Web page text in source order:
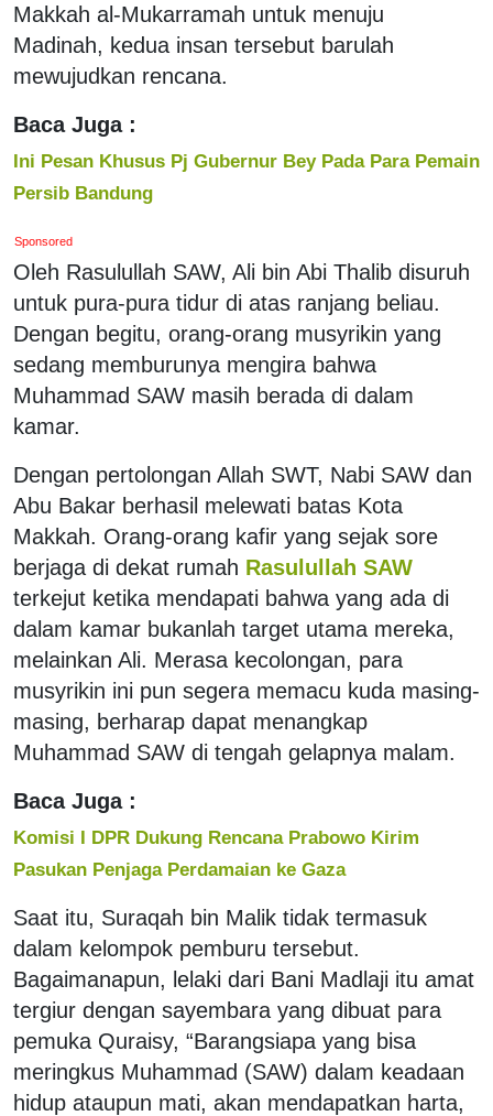
Makkah al-Mukarramah untuk menuju
Madinah, kedua insan tersebut barulah
mewujudkan rencana.
Baca Juga :
Ini Pesan Khusus Pj Gubernur Bey Pada Para Pemain
Persib Bandung
Sponsored
Oleh Rasulullah SAW, Ali bin Abi Thalib disuruh
untuk pura-pura tidur di atas ranjang beliau.
Dengan begitu, orang-orang musyrikin yang
sedang memburunya mengira bahwa
Muhammad SAW masih berada di dalam
kamar.
Dengan pertolongan Allah SWT, Nabi SAW dan
Abu Bakar berhasil melewati batas Kota
Makkah. Orang-orang kafir yang sejak sore
berjaga di dekat rumah Rasulullah SAW
terkejut ketika mendapati bahwa yang ada di
dalam kamar bukanlah target utama mereka,
melainkan Ali. Merasa kecolongan, para
musyrikin ini pun segera memacu kuda masing-
masing, berharap dapat menangkap
Muhammad SAW di tengah gelapnya malam.
Baca Juga :
Komisi I DPR Dukung Rencana Prabowo Kirim
Pasukan Penjaga Perdamaian ke Gaza
Saat itu, Suraqah bin Malik tidak termasuk
dalam kelompok pemburu tersebut.
Bagaimanapun, lelaki dari Bani Madlaji itu amat
tergiur dengan sayembara yang dibuat para
pemuka Quraisy, “Barangsiapa yang bisa
meringkus Muhammad (SAW) dalam keadaan
hidup ataupun mati, akan mendapatkan harta,